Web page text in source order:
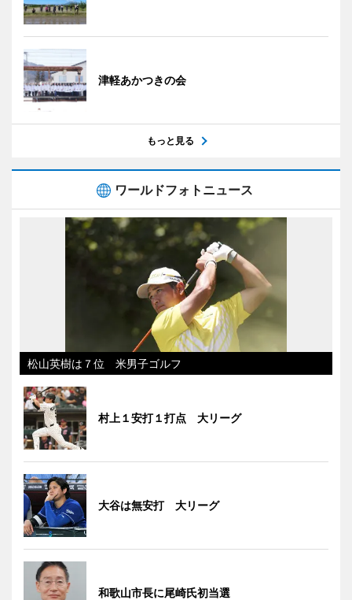
津軽あかつきの会
もっと見る
ワールドフォトニュース
松山英樹は７位 米男子ゴルフ
村上１安打１打点 大リーグ
大谷は無安打 大リーグ
和歌山市長に尾崎氏初当選